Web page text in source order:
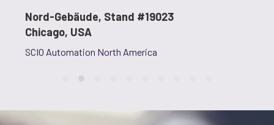
Nord-Gebäude, Stand #19023
Chicago, USA
SCIO Automation North America